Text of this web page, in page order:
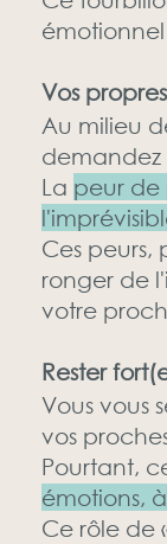
Vos
Au milieu
demandez
La peur de
Ces peurs,
ronger de
votre
Rester
Vous vous
vos
Pourtant,
émotions,
Ce rôle de